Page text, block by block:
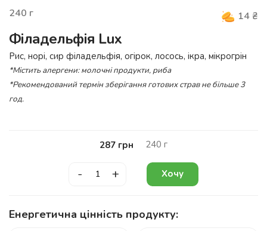
240 г 14 ₴
Філадельфія Lux
Рис, норі, сир філадельфія, огірок, лосось, ікра, мікрогрін
*Містить алергени: молочні продукти, риба
*Рекомендований термін зберігання готових страв не більше 3
год.
287 грн 240 г
- + Хочу
Енергетична цінність продукту: